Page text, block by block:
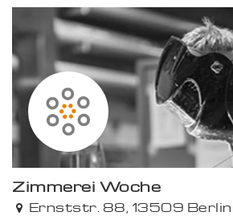
Zimmerei Woche
Ernststr. 88, 13509 Berlin